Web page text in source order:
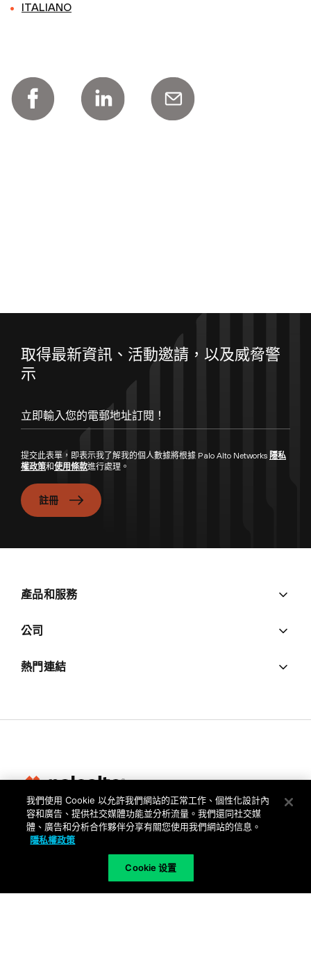
ITALIANO
取得最新資訊、活動邀請，以及威脅警
示
提交此表單，即表示我了解我的個人數據將根據 Palo Alto Networks 隱私
權政策和使用條款進行處理。
註冊
產品和服務
公司
熱門連結
隱私權
信任中心
我們使用 Cookie 以允許我們網站的正常工作、個性化設計內
容和廣告、提供社交媒體功能並分析流量。我們還同社交媒
體、廣告和分析合作夥伴分享有關您使用我們網站的信息。
隱私權政策
Cookie 设置